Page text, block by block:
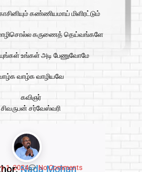
கண்ணியமாய் மிளிரட்டும்
கருணைத் தெய்வங்களே
உங்கள் அடி பேணுவோமே
வாழ்க வாழியவே
கவிஞர்
சிவருபன் சர்வேஸ்வரி
Nada Mohan
1, 2024 No Comments